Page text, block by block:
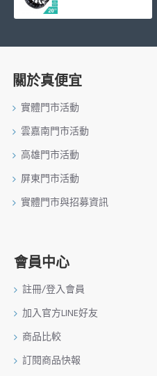
關於真便宜
實體門市活動
雲嘉南門市活動
高雄門市活動
屏東門市活動
實體門市與招募資訊
會員中心
註冊/登入會員
加入官方LINE好友
商品比較
訂閱商品快報